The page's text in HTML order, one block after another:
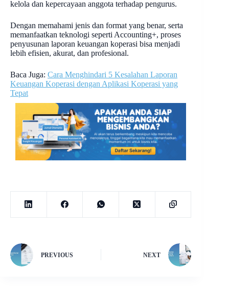
kelola dan kepercayaan anggota terhadap pengurus.
Dengan memahami jenis dan format yang benar, serta
memanfaatkan teknologi seperti Accounting+, proses
penyusunan laporan keuangan koperasi bisa menjadi
lebih efisien, akurat, dan profesional.
Baca Juga: Cara Menghindari 5 Kesalahan Laporan
Keuangan Koperasi dengan Aplikasi Koperasi yang
Tepat
PREVIOUS NEXT